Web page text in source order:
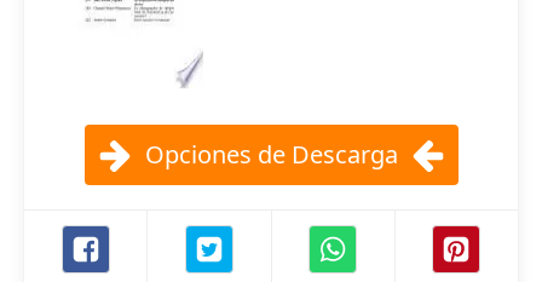
Opciones de Descarga